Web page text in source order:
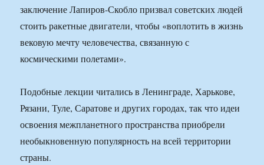
заключение Лапиров-Скобло призвал советских людей
стоить ракетные двигатели, чтобы «воплотить в жизнь
вековую мечту человечества, связанную с
космическими полетами».
Подобные лекции читались в Ленинграде, Харькове,
Рязани, Туле, Саратове и других городах, так что идеи
освоения межпланетного пространства приобрели
необыкновенную популярность на всей территории
страны.